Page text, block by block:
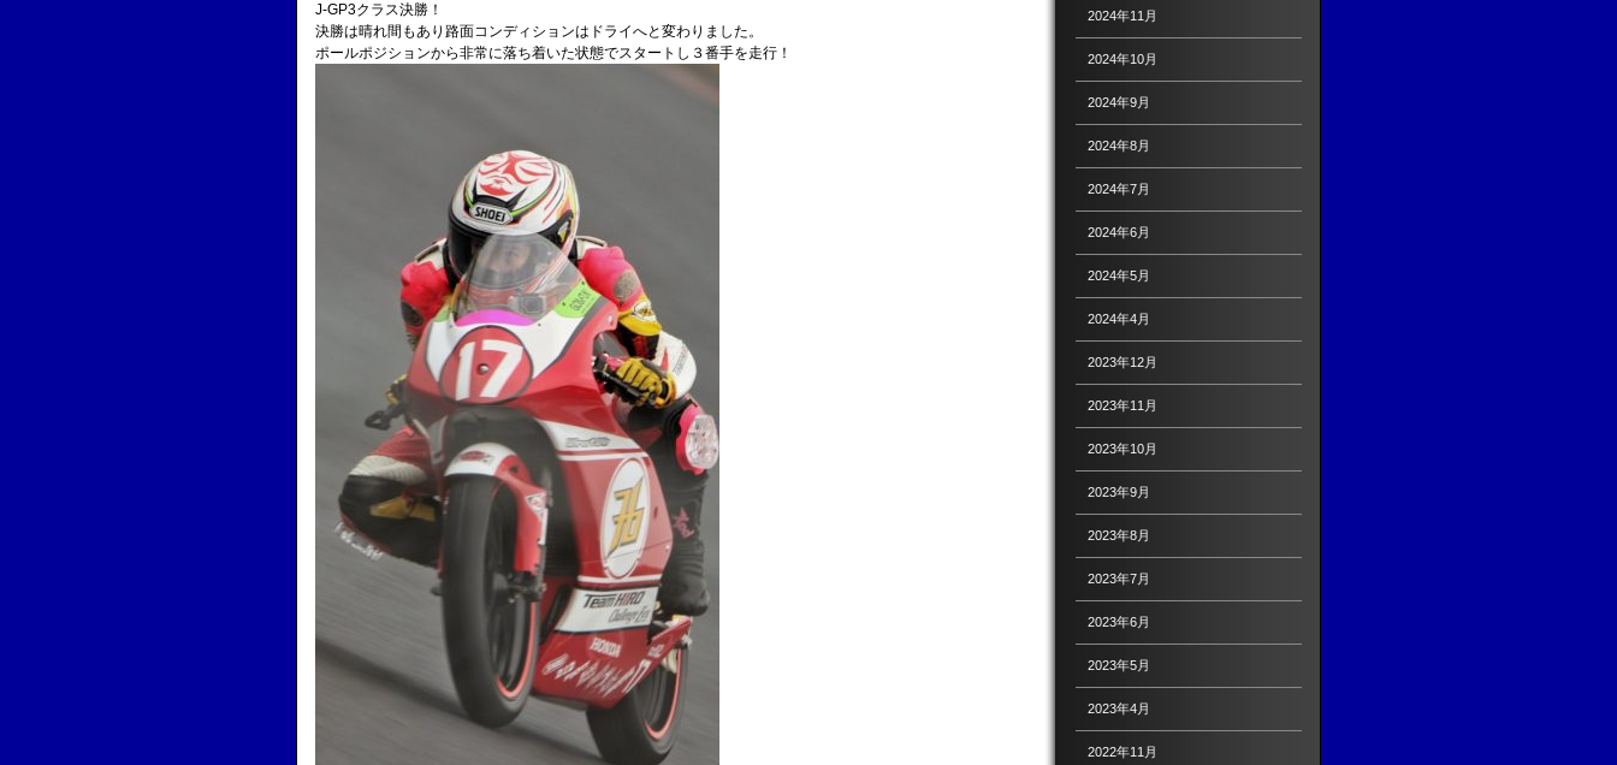
J-GP3クラス決勝！
決勝は晴れ間もあり路面コンディションはドライへと変わりました。
ポールポジションから非常に落ち着いた状態でスタートし３番手を走行！
2024年11月
2024年10月
2024年9月
2024年8月
2024年7月
2024年6月
2024年5月
2024年4月
2023年12月
2023年11月
2023年10月
2023年9月
2023年8月
2023年7月
2023年6月
2023年5月
2023年4月
2022年11月